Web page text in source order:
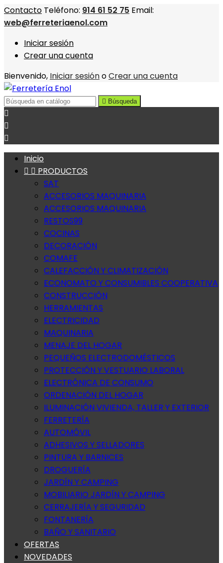
Contacto Teléfono: 914 61 52 75 Email:
web@ferreteriaenol.com
Iniciar sesión
Crear una cuenta
Bienvenido, Iniciar sesiónoCrear una cuenta
 Búsqueda



Inicio
  PRODUCTOS
SAT
ACCESORIOS MAQUINARIA
ACCESORIOS MAQUINARIA
RESTOS99
COCINAS
DECORACIÓN
COMAFE
CALEFACCIÓN Y CLIMATIZACIÓN
ECONOMATO Y CONSUMIBLES COOPERATIVA
CONSTRUCCIÓN
HERRAMIENTAS
ELECTRICIDAD
MAQUINARIA
MENAJE DEL HOGAR
PEQUEÑOS ELECTRODOMÉSTICOS
PROTECCIÓN Y VESTUARIO LABORAL
ELECTRÓNICA DE CONSUMO
ORDENACIÓN DEL HOGAR
ILUMINACIÓN VIVIENDA, TALLER Y EXTERIOR
FERRETERÍA
AUTOMÓVIL
ADHESIVOS Y SELLADORES
PINTURA Y BARNICES
DROGUERÍA
JARDÍN Y CAMPING
MOBILIARIO JARDÍN Y CAMPING
CERRAJERÍA Y SEGURIDAD
FONTANERÍA
BAÑO Y SANITARIO
OFERTAS
NOVEDADES